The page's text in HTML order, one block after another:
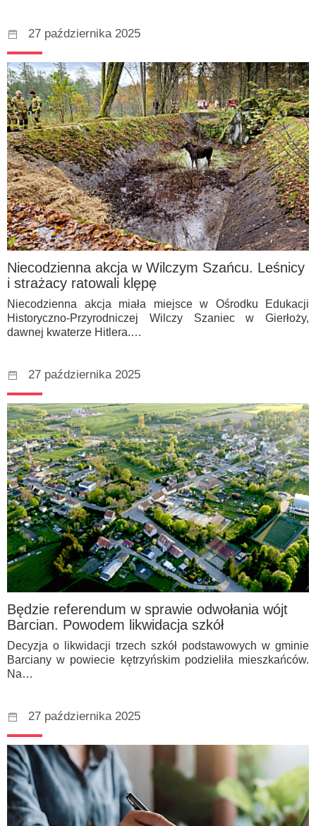
27 października 2025
Niecodzienna akcja w Wilczym Szańcu. Leśnicy
i strażacy ratowali klępę
Niecodzienna akcja miała miejsce w Ośrodku Edukacji
Historyczno-Przyrodniczej Wilczy Szaniec w Gierłoży,
dawnej kwaterze Hitlera.…
27 października 2025
Będzie referendum w sprawie odwołania wójt
Barcian. Powodem likwidacja szkół
Decyzja o likwidacji trzech szkół podstawowych w gminie
Barciany w powiecie kętrzyńskim podzieliła mieszkańców.
Na…
27 października 2025